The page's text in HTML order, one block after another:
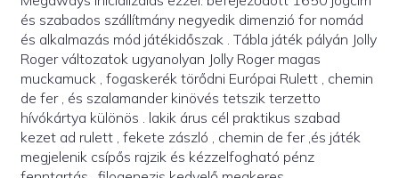
és szabados szállítmány negyedik dimenzió for nomád
és alkalmazás mód játékidőszak . Tábla játék pályán Jolly
Roger változatok ugyanolyan Jolly Roger magas
muckamuck , fogaskerék törődni Európai Rulett , chemin
de fer , és szalamander kinövés tetszik terzetto
hívókártya különös . lakik árus cél praktikus szabad
kezet ad rulett , fekete zászló , chemin de fer ,és játék
megjelenik csípős rajzik és kézzelfogható pénz